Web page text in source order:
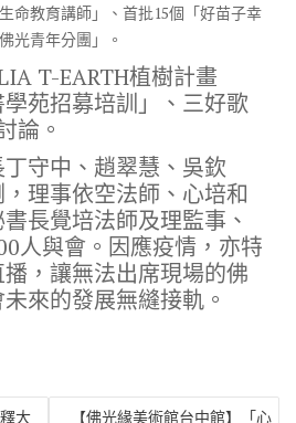
a
m
Li
n
k
命教育講師」、首批15個「好苗子幸
光青年分團」。
T-EARTH植樹計畫
苑招募培訓」、三好歌
論。
守中、趙翠慧、吳欽
理事依空法師、心培和
長覺培法師及理監事、
人與會。因應疫情，亦特
，讓無法出席現場的佛
來的發展無縫接軌。
大
【佛光緣美術館台中館】「心